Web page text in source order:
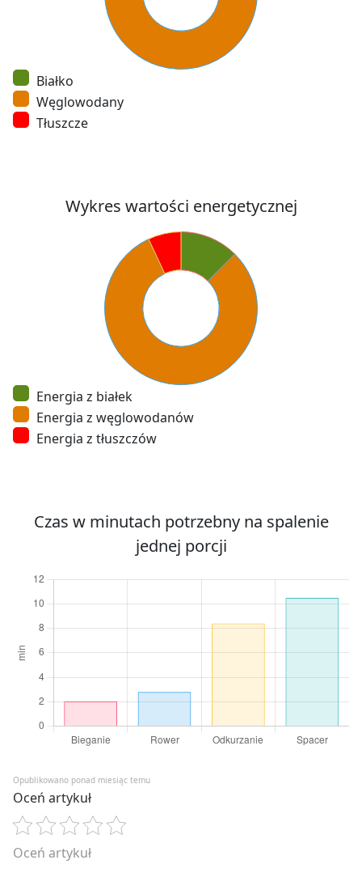
Białko
Węglowodany
Tłuszcze
Wykres wartości energetycznej
Energia z białek
Energia z węglowodanów
Energia z tłuszczów
Czas w minutach potrzebny na spalenie
jednej porcji
Opublikowano ponad miesiąc temu
Oceń artykuł
Oceń artykuł